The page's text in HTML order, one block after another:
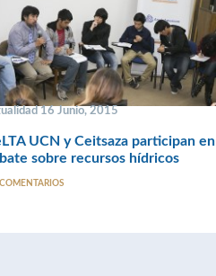
16 Junio, 2015
UCN y Ceitsaza participan en
sobre recursos hídricos